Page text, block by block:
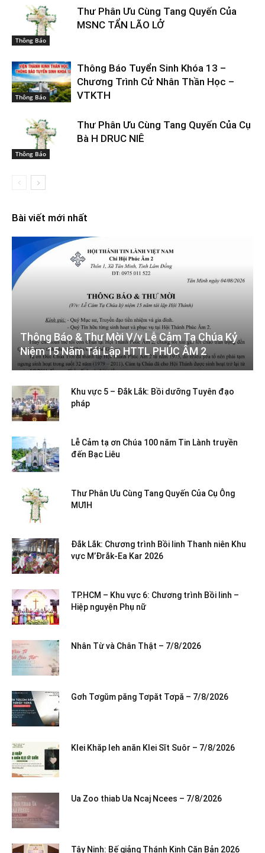
Thông Báo
Thư Phân Ưu Cùng Tang Quyến Của
MSNC TẨN LÃO LỞ
Thông Báo
Thông Báo Tuyển Sinh Khóa 13 –
Chương Trình Cử Nhân Thần Học –
VTKTH
Thông Báo
Thư Phân Ưu Cùng Tang Quyến Của Cụ
Bà H DRUC NIÊ
Bài viết mới nhất
Thông Báo & Thư Mời V/v Lễ Cảm Tạ Chúa Kỷ
Niệm 15 Năm Tái Lập HTTL PHÚC ÂM 2
Khu vực 5 – Đắk Lắk: Bồi dưỡng Tuyên đạo
pháp
Lễ Cảm tạ ơn Chúa 100 năm Tin Lành truyền
đến Bạc Liêu
Thư Phân Ưu Cùng Tang Quyến Của Cụ Ông
MƯIH
Đắk Lắk: Chương trình Bồi linh Thanh niên Khu
vực M’Đrắk-Ea Kar 2026
TP.HCM – Khu vực 6: Chương trình Bồi linh –
Hiệp nguyện Phụ nữ
Nhân Từ và Chân Thật – 7/8/2026
Gơh Tơgŭm păng Tơpăt Tơpă – 7/8/2026
Klei Khăp leh anăn Klei Sĭt Suôr – 7/8/2026
Ua Zoo thiab Ua Ncaj Ncees – 7/8/2026
Tây Ninh: Bế giảng Thánh Kinh Căn Bản 2026